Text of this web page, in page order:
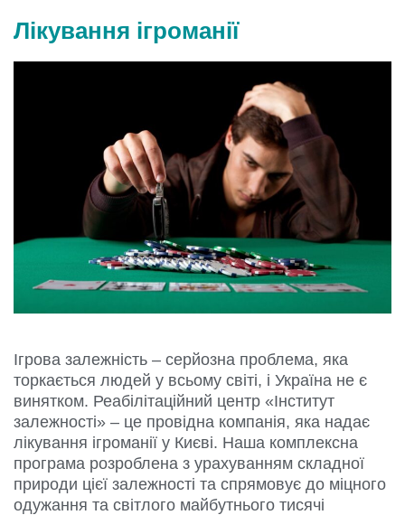
Лікування ігроманії
Ігрова залежність – серйозна проблема, яка
торкається людей у всьому світі, і Україна не є
винятком. Реабілітаційний центр «Інститут
залежності» – це провідна компанія, яка надає
лікування ігроманії у Києві. Наша комплексна
програма розроблена з урахуванням складної
природи цієї залежності та спрямовує до міцного
одужання та світлого майбутнього тисячі